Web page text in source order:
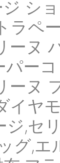
シ
ラペ
ーヌ
パー
ーヌ
イヤ
ジ,セ
グ,